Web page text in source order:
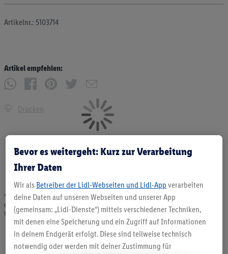
Artikelnr.: 5103714
Artikel empfehlen:
Drucken
* Angebote solange Vorrat. Abgabe nur in haushaltsüblichen Mengen. Verkauf
ohne Dekoration. Die hier beworbenen Produkte, vor allem NonFood-Produkte,
sind nicht alle dauerhaft im Sortiment. Abbildungen ähnlich.
Bevor es weitergeht: Kurz zur Verarbeitung
Ihrer Daten
Wir als Betreiber der Lidl-Webseiten und Lidl-App verarbeiten
deine Daten auf unseren Webseiten und unserer App
(gemeinsam: „Lidl-Dienste“) mittels verschiedener Techniken,
mit denen eine Speicherung und ein Zugriff auf Informationen
in deinem Endgerät erfolgt. Diese sind teilweise technisch
notwendig oder werden mit deiner Zustimmung für